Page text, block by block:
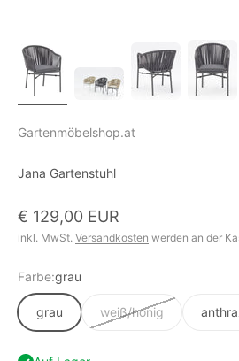
Gartenmöbelshop.at
Jana Gartenstuhl
Angebot
€ 129,00 EUR
inkl. MwSt. Versandkosten werden an der
Farbe:grau
grau weiß/honig